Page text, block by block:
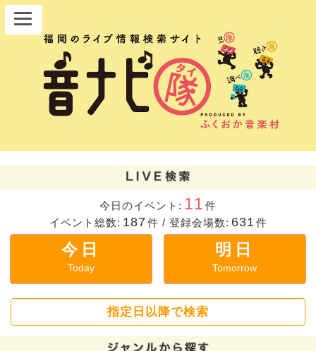
今日のイベント: 11 件
イベント総数: 187 件 / 登録会場数: 631 件
今日
Today
明日
Tomorrow
指定日以降で検索